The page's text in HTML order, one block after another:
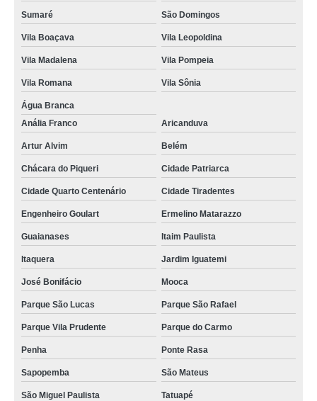
Sumaré São Domingos
Vila Boaçava Vila Leopoldina
Vila Madalena Vila Pompeia
Vila Romana Vila Sônia
Água Branca
Anália Franco
Aricanduva
Artur Alvim Belém
Chácara do Piqueri Cidade Patriarca
Cidade Quarto Centenário Cidade Tiradentes
Engenheiro Goulart Ermelino Matarazzo
Guaianases Itaim Paulista
Itaquera Jardim Iguatemi
José Bonifácio Mooca
Parque São Lucas Parque São Rafael
Parque Vila Prudente Parque do Carmo
Penha Ponte Rasa
Sapopemba São Mateus
São Miguel Paulista Tatuapé